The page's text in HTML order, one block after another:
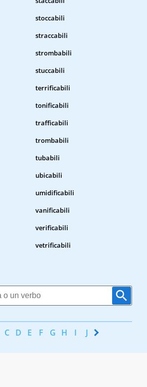
stoccabili
straccabili
strombabili
stuccabili
terrificabili
tonificabili
trafficabili
trombabili
tubabili
ubicabili
umidificabili
vanificabili
verificabili
vetrificabili
C D E F G H I J K